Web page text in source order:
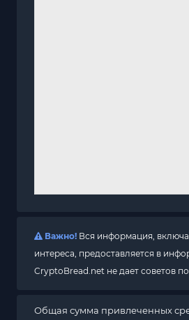
Важно! Вся информация,
интереса, предоставляется в
CryptoBread.net не дает советов
Общая сумма привлеченных